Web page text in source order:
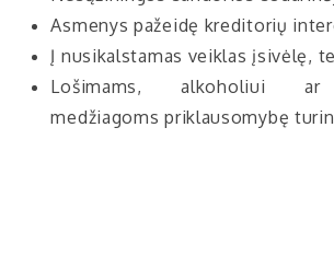
Asmenys pažeidę kreditorių
Į nusikalstamas veiklas įsivėlę,
Lošimams, alkoholiui ar
medžiagoms priklausomybę